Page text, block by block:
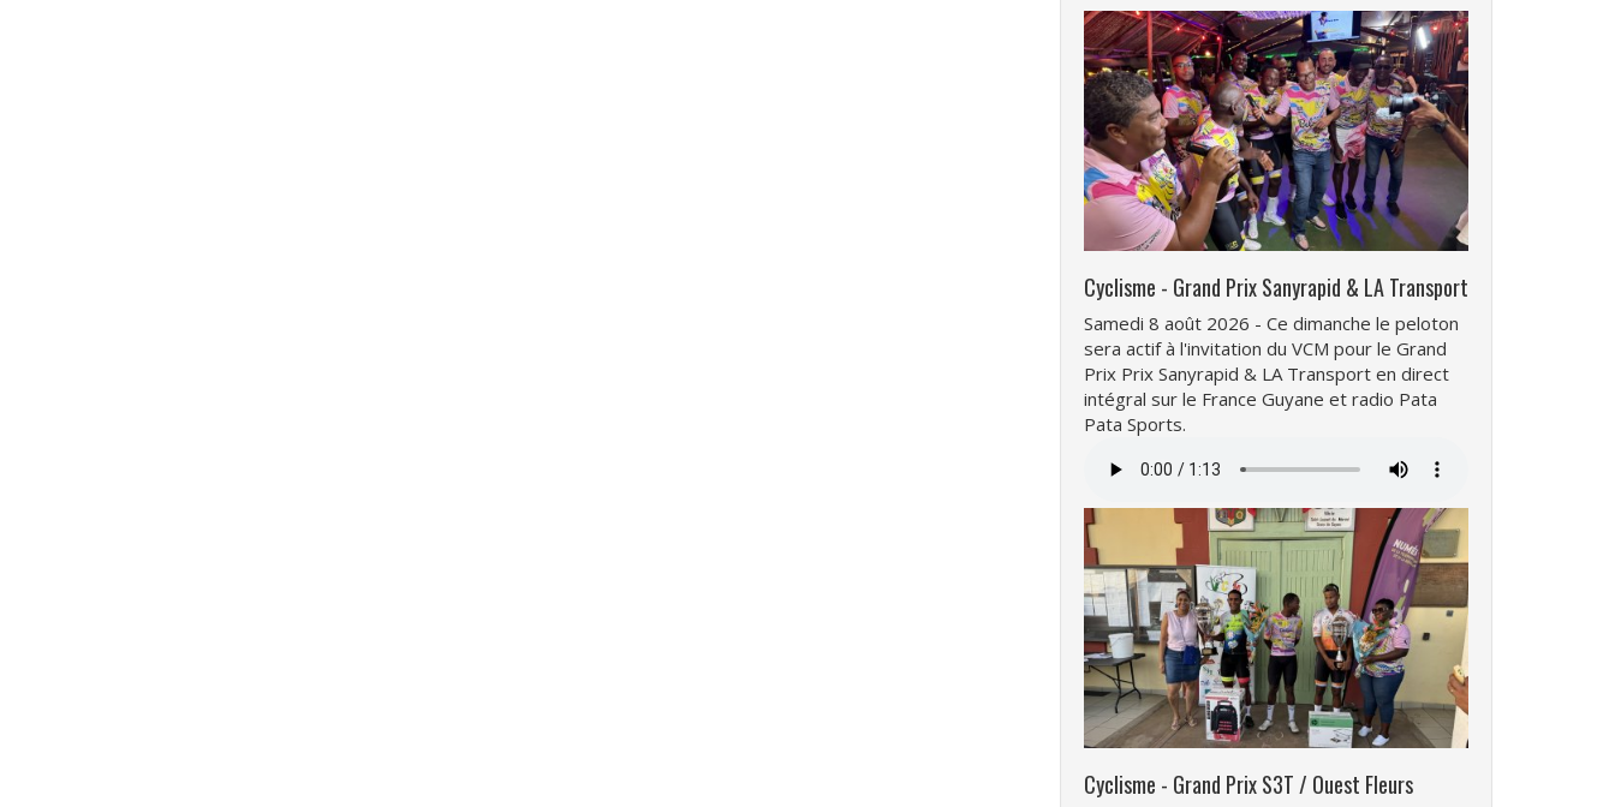
Cyclisme - Grand Prix Sanyrapid & LA Transport
Samedi 8 août 2026 - Ce dimanche le peloton
sera actif à l'invitation du VCM pour le Grand
Prix Prix Sanyrapid & LA Transport en direct
intégral sur le France Guyane et radio Pata
Pata Sports.
audio
Cyclisme - Grand Prix S3T / Ouest Fleurs